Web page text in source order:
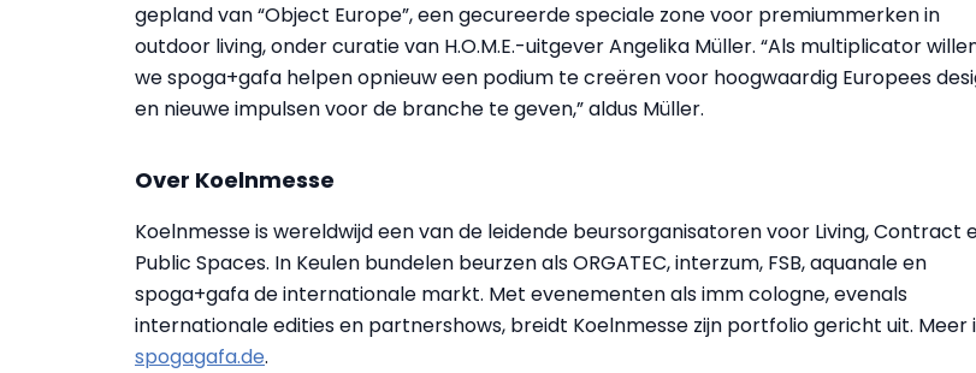
gepland van “Object Europe”, een gecureerde speciale zone voor premiummerken in
outdoor living, onder curatie van H.O.M.E.-uitgever Angelika Müller. “Als multiplicator
we spoga+gafa helpen opnieuw een podium te creëren voor hoogwaardig Europees
en nieuwe impulsen voor de branche te geven,” aldus Müller.
Over Koelnmesse
Koelnmesse is wereldwijd een van de leidende beursorganisatoren voor Living, Contract
Public Spaces. In Keulen bundelen beurzen als ORGATEC, interzum, FSB, aquanale en
spoga+gafa de internationale markt. Met evenementen als imm cologne, evenals
internationale edities en partnershows, breidt Koelnmesse zijn portfolio gericht uit. Meer
spogagafa.de.